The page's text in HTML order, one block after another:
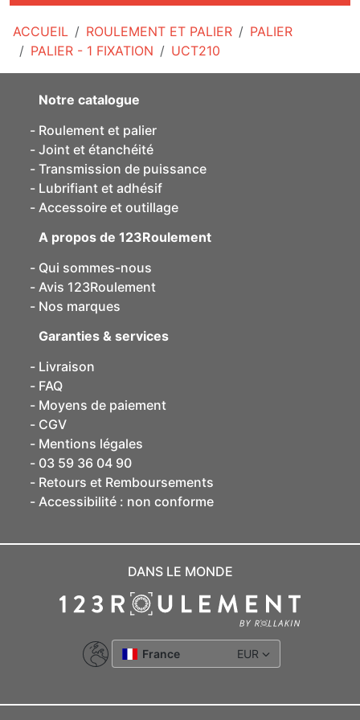
ACCUEIL ROULEMENT ET PALIER
PALIER
PALIER - 1 FIXATION
UCT210
Notre catalogue
Roulement et palier
Joint et étanchéité
Transmission de puissance
Lubrifiant et adhésif
Accessoire et outillage
A propos de 123Roulement
Qui sommes-nous
Avis 123Roulement
Nos marques
Garanties & services
Livraison
FAQ
Moyens de paiement
CGV
Mentions légales
03 59 36 04 90
Retours et Remboursements
Accessibilité : non conforme
DANS LE MONDE
France EUR